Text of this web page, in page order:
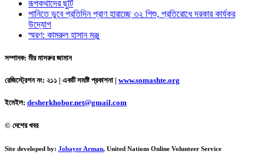
রূপকথাদের ছুটি
পানিতে ডুবে প্রতিদিন প্রাণ হারাচ্ছে ৩২ শিশু, প্রতিরোধে দরকার কার্যকর
উদ্যোগ
স্মরণ: কামরুল হাসান মঞ্জু
সম্পাদক: মীর মাসরুর জামান
রেজিস্ট্রেশন নং: ২১১ | একটি সমষ্টি প্রকাশনা | www.somashte.org
ইমেইল: desherkhobor.net@gmail.com
© দেশের খবর
Site developed by: Jobayer Arman, United Nations Online Volunteer Service